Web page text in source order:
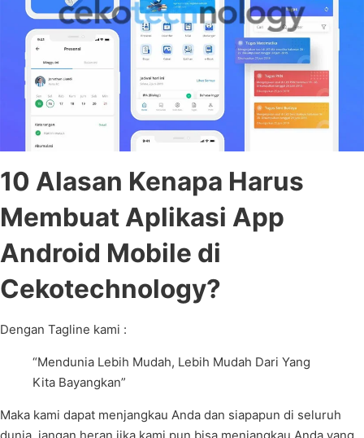
10 Alasan Kenapa Harus
Membuat Aplikasi App
Android Mobile di
Cekotechnology?
Dengan Tagline kami :
“Mendunia Lebih Mudah, Lebih Mudah Dari Yang
Kita Bayangkan”
Maka kami dapat menjangkau Anda dan siapapun di seluruh